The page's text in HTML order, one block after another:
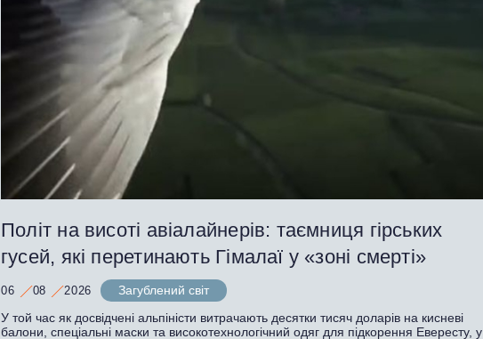
Політ на висоті авіалайнерів: таємниця гірських
гусей, які перетинають Гімалаї у «зоні смерті»
06 08 2026
Загублений світ
У той час як досвідчені альпіністи витрачають десятки тисяч доларів на кисневі
балони, спеціальні маски та високотехнологічний одяг для підкорення Евересту, у